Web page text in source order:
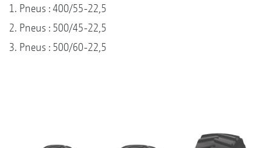
1. Pneus : 400/55-22,5
2. Pneus : 500/45-22,5
3. Pneus : 500/60-22,5